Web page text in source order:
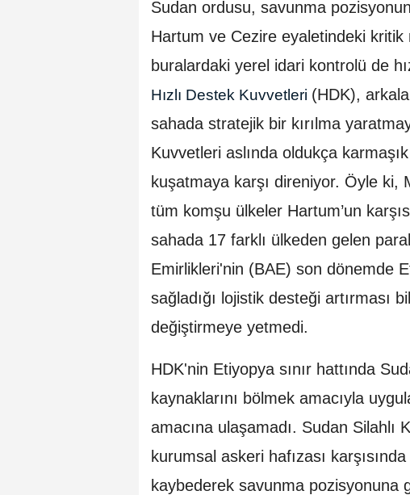
Sudan ordusu, savunma
Hartum ve Cezire eyaletindeki kritik
buralardaki yerel idari kontrolü de
Hızlı Destek Kuvvetleri (HDK),
sahada stratejik bir kırılma
Kuvvetleri aslında oldukça
kuşatmaya karşı direniyor. Öyle ki,
tüm komşu ülkeler Hartum’un
sahada 17 farklı ülkeden gelen
Emirlikleri'nin (BAE) son dönemde
sağladığı lojistik desteği artırması
değiştirmeye yetmedi.
HDK'nin Etiyopya sınır hattında
kaynaklarını bölmek amacıyla
amacına ulaşamadı. Sudan
kurumsal askeri hafızası
kaybederek savunma pozisyonuna